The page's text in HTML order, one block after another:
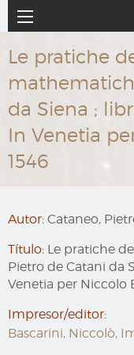
al
contenido
principal
Navegación
principal
Le pratiche
da Siena ;
In Venetia
1546
Autor: Cataneo,
Título: Le pratiche
Pietro de Catani da
Venetia per Niccolo
Impresor/editor:
Bascarini, Niccolò,